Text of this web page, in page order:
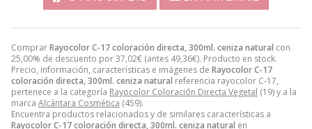
ComprarRayocolor C-17 coloración directa, 300ml. ceniza natural con
25,00% de descuento por37,02€ (antes 49,36€). Producto en stock.
Precio, información, características e imágenes de Rayocolor C-17
coloración directa, 300ml. ceniza natural referencia rayocolor C-17,
pertenece a la categoría Rayocolor Coloración Directa Vegetal (19) y a la
marca Alcántara Cosmética (459).
Encuentra productos relacionados y de similares características a
Rayocolor C-17 coloración directa, 300ml. ceniza natural en